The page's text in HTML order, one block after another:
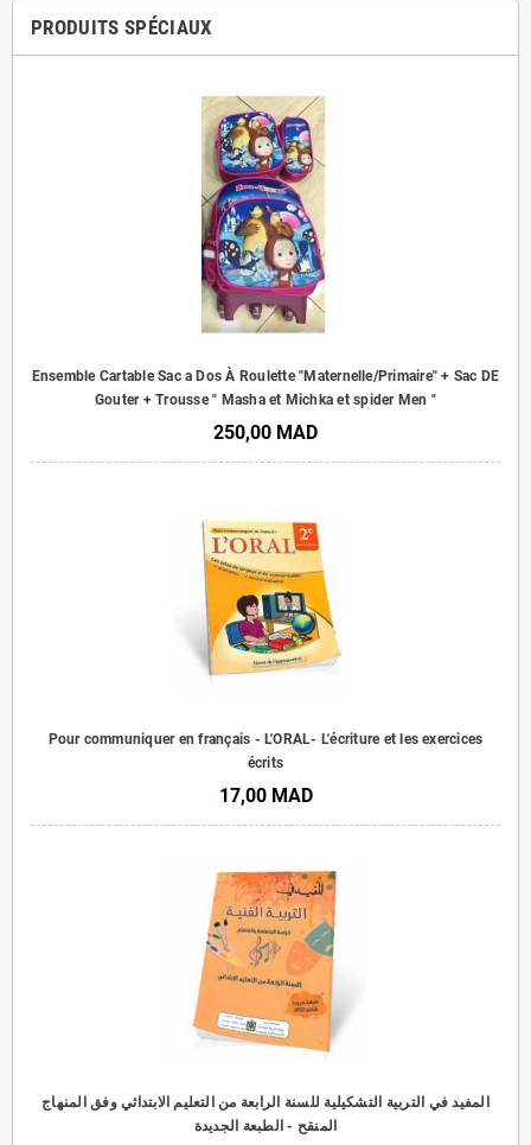
PRODUITS SPÉCIAUX
Ensemble Cartable Sac a Dos À Roulette "Maternelle/Primaire" + Sac DE
Gouter + Trousse " Masha et Michka et spider Men "
250,00 MAD
Pour communiquer en français - L'ORAL- L'écriture et les exercices
écrits
17,00 MAD
المفيد في التربية التشكيلية للسنة الرابعة من التعليم الابتدائي وفق المنهاج
المنقح - الطبعة الجديدة